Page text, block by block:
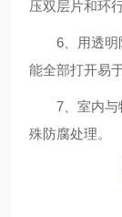
压双层片和环行
6、用透明防
能全部打开易
7、室内与物
殊防腐处理。